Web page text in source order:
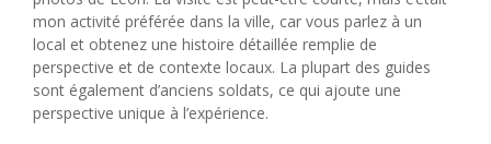
mon activité préférée dans la ville, car vous parlez à un
local et obtenez une histoire détaillée remplie de
perspective et de contexte locaux. La plupart des guides
sont également d’anciens soldats, ce qui ajoute une
perspective unique à l’expérience.